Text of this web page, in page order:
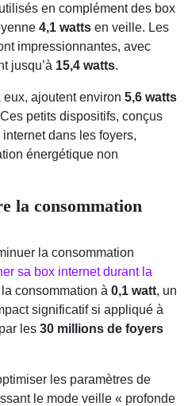
en complément des box
4,1 watts en veille. Les
impressionnantes, avec
jusqu’à 15,4 watts.
eux, ajoutent environ 5,6 watts
petits dispositifs, conçus
dans les foyers,
énergétique non
la consommation
la consommation
sa box internet durant la
consommation à 0,1 watt, un
significatif si appliqué à
les 30 millions de foyers
les paramètres de
le mode veille « profonde